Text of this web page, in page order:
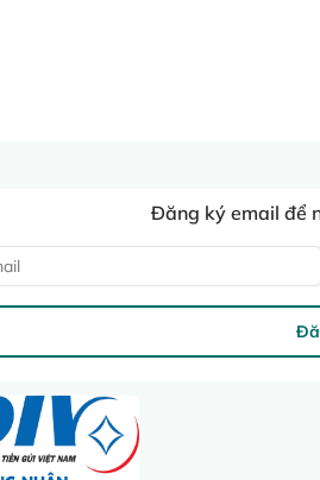
Đăng ký email để